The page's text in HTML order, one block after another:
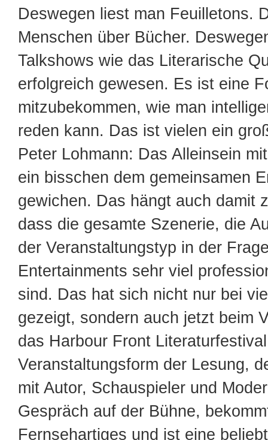
Deswegen liest man Feuilletons.
Menschen über Bücher.
Talkshows wie das Literarische
erfolgreich gewesen. Es ist eine
mitzubekommen, wie man
reden kann. Das ist vielen ein
Peter Lohmann: Das Alleinsein
ein bisschen dem gemeinsamen
gewichen. Das hängt auch damit
dass die gesamte Szenerie, die
der Veranstaltungstyp in der
Entertainments sehr viel
sind. Das hat sich nicht nur bei
gezeigt, sondern auch jetzt beim
das Harbour Front
Veranstaltungsform der Lesung,
mit Autor, Schauspieler und
Gespräch auf der Bühne,
Fernsehartiges und ist eine